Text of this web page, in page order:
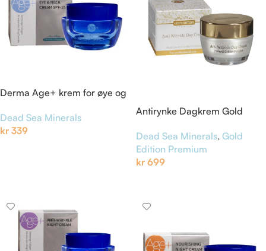
Derma Age+ krem for øye og
Dead Sea Minerals
kr 339
Antirynke Dagkrem Gold
Dead Sea Minerals, Gold
Edition Premium
kr 699